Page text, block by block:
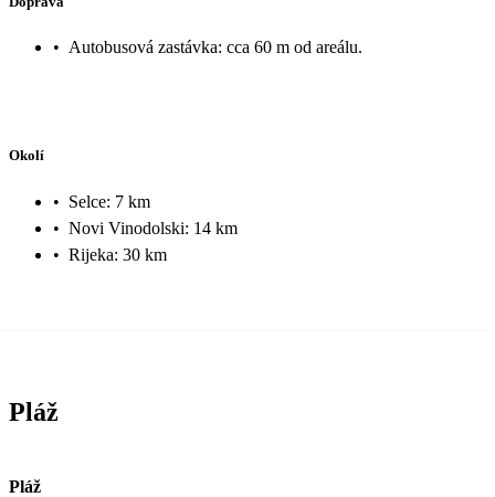
• Autobusová zastávka: cca 60 m od areálu.
Okolí
• Selce: 7 km
• Novi Vinodolski: 14 km
• Rijeka: 30 km
Pláž
Pláž